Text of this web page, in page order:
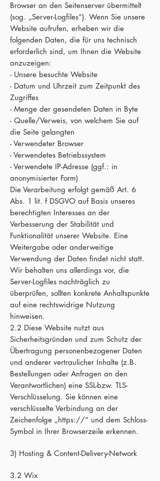
Browser an den Seitenserver übermittelt
(sog. „Server-Logfiles“). Wenn Sie unsere
Website aufrufen, erheben wir die
folgenden Daten, die für uns technisch
erforderlich sind, um Ihnen die Website
anzuzeigen:
- Unsere besuchte Website
- Datum und Uhrzeit zum Zeitpunkt des
Zugriffes
- Menge der gesendeten Daten in Byte
- Quelle/Verweis, von welchem Sie auf
die Seite gelangten
- Verwendeter Browser
- Verwendetes Betriebssystem
- Verwendete IP-Adresse (ggf.: in
anonymisierter Form)
Die Verarbeitung erfolgt gemäß Art. 6
Abs. 1 lit. f DSGVO auf Basis unseres
berechtigten Interesses an der
Verbesserung der Stabilität und
Funktionalität unserer Website. Eine
Weitergabe oder anderweitige
Verwendung der Daten findet nicht statt.
Wir behalten uns allerdings vor, die
Server-Logfiles nachträglich zu
überprüfen, sollten konkrete Anhaltspunkte
auf eine rechtswidrige Nutzung
hinweisen.
2.2 Diese Website nutzt aus
Sicherheitsgründen und zum Schutz der
Übertragung personenbezogener Daten
und anderer vertraulicher Inhalte (z.B.
Bestellungen oder Anfragen an den
Verantwortlichen) eine SSL-bzw. TLS-
Verschlüsselung. Sie können eine
verschlüsselte Verbindung an der
Zeichenfolge „https://“ und dem Schloss-
Symbol in Ihrer Browserzeile erkennen.
3) Hosting & Content-Delivery-Network
3.2 Wix